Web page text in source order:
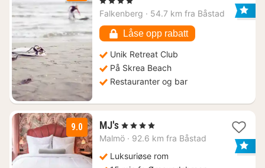
fra
kr.
Falkenberg · 54.7 km fra Båstad
Låse opp rabatt
Unik Retreat Club
På Skrea Beach
Restauranter og bar
9.0 MJ's1
natt
1300
, 4 Stjerner
Malmö · 92.6 km fra Båstad
Luksuriøse rom